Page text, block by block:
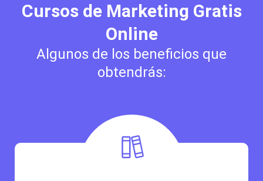
Cursos de Marketing Gratis
Online
Algunos de los beneficios que
obtendrás: